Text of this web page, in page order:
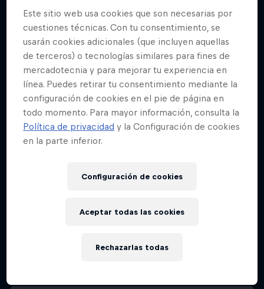
Este sitio web usa cookies que son necesarias por
cuestiones técnicas. Con tu consentimiento, se
usarán cookies adicionales (que incluyen aquellas
de terceros) o tecnologías similares para fines de
mercadotecnia y para mejorar tu experiencia en
línea. Puedes retirar tu consentimiento mediante la
configuración de cookies en el pie de página en
todo momento. Para mayor información, consulta la
Política de privacidad y la Configuración de cookies
en la parte inferior.
Configuración de cookies
Rechazarlas todas
Aceptar todas las cookies